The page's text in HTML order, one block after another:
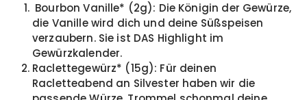
Bourbon Vanille* (2g): Die Königin der Gewürze,
die Vanille wird dich und deine Süßspeisen
verzaubern. Sie ist DAS Highlight im
Gewürzkalender.
Raclettegewürz* (15g): Für deinen
Racletteabend an Silvester haben wir die